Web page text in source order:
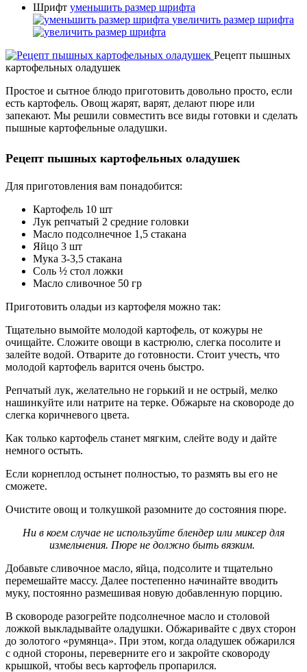
Шрифт уменьшить размер шрифта
увеличить размер шрифта
Рецепт пышных
картофельных оладушек
Простое и сытное блюдо приготовить довольно просто, если
есть картофель. Овощ жарят, варят, делают пюре или
запекают. Мы решили совместить все виды готовки и сделать
пышные картофельные оладушки.
Рецепт пышных картофельных оладушек
Для приготовления вам понадобится:
Картофель 10 шт
Лук репчатый 2 средние головки
Масло подсолнечное 1,5 стакана
Яйцо 3 шт
Мука 3-3,5 стакана
Соль ½ стол ложки
Масло сливочное 50 гр
Приготовить оладьи из картофеля можно так:
Тщательно вымойте молодой картофель, от кожуры не
очищайте. Сложите овощи в кастрюлю, слегка посолите и
залейте водой. Отварите до готовности. Стоит учесть, что
молодой картофель варится очень быстро.
Репчатый лук, желательно не горький и не острый, мелко
нашинкуйте или натрите на терке. Обжарьте на сковороде до
слегка коричневого цвета.
Как только картофель станет мягким, слейте воду и дайте
немного остыть.
Если корнеплод остынет полностью, то размять вы его не
сможете.
Очистите овощ и толкушкой разомните до состояния пюре.
Ни в коем случае не используйте блендер или миксер для
измельчения. Пюре не должно быть вязким.
Добавьте сливочное масло, яйца, подсолите и тщательно
перемешайте массу. Далее постепенно начинайте вводить
муку, постоянно размешивая новую добавленную порцию.
В сковороде разогрейте подсолнечное масло и столовой
ложкой выкладывайте оладушки. Обжаривайте с двух сторон
до золотого «румянца». При этом, когда оладушек обжарился
с одной стороны, переверните его и закройте сковороду
крышкой, чтобы весь картофель пропарился.